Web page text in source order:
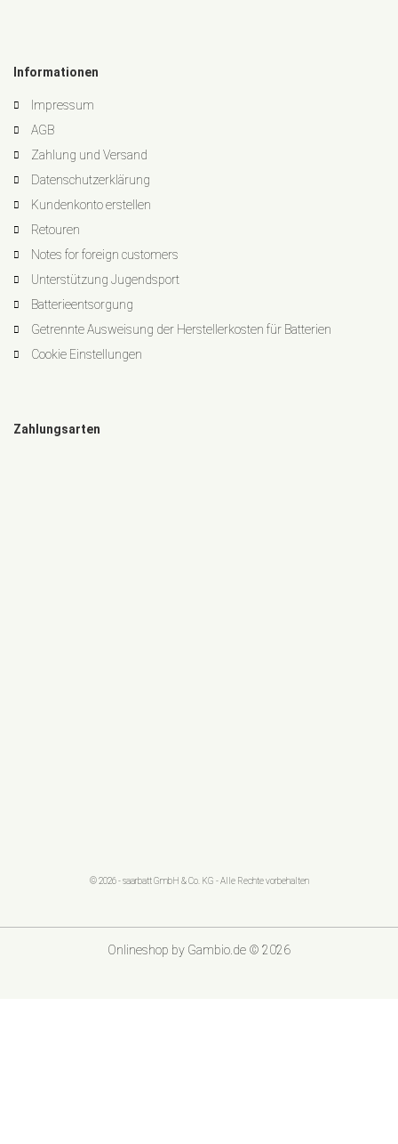
Informationen
Impressum
AGB
Zahlung und Versand
Datenschutzerklärung
Kundenkonto erstellen
Retouren
Notes for foreign customers
Unterstützung Jugendsport
Batterieentsorgung
Getrennte Ausweisung der Herstellerkosten für Batterien
Cookie Einstellungen
Zahlungsarten
© 2026 - saarbatt GmbH & Co. KG - Alle Rechte vorbehalten
Onlineshop by Gambio.de © 2026